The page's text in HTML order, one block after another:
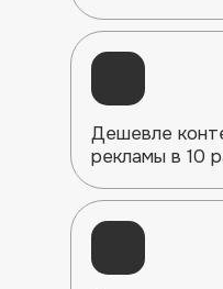
Дешевле
рекламы в 10